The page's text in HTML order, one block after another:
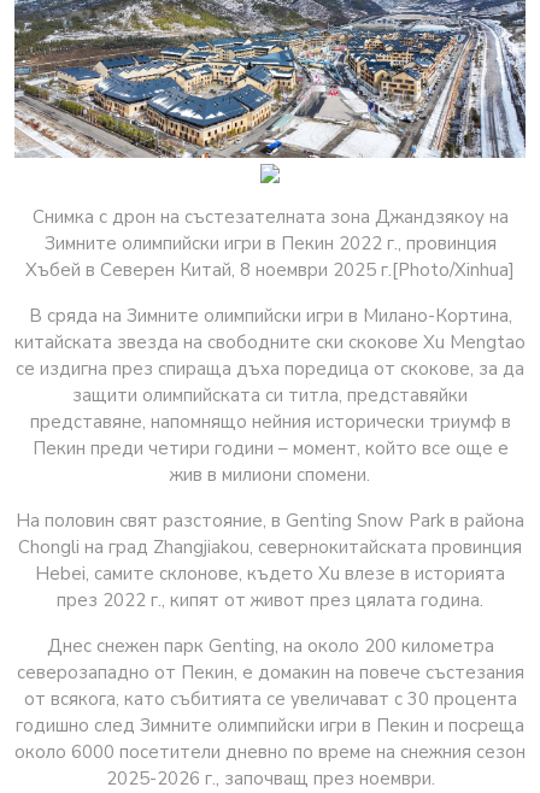
Снимка с дрон на състезателната зона Джандзякоу на
Зимните олимпийски игри в Пекин 2022 г., провинция
Хъбей в Северен Китай, 8 ноември 2025 г.[Photo/Xinhua]
В сряда на Зимните олимпийски игри в Милано-Кортина,
китайската звезда на свободните ски скокове Xu Mengtao
се издигна през спираща дъха поредица от скокове, за да
защити олимпийската си титла, представяйки
представяне, напомнящо нейния исторически триумф в
Пекин преди четири години – момент, който все още е
жив в милиони спомени.
На половин свят разстояние, в Genting Snow Park в района
Chongli на град Zhangjiakou, севернокитайската провинция
Hebei, самите склонове, където Xu влезе в историята
през 2022 г., кипят от живот през цялата година.
Днес снежен парк Genting, на около 200 километра
северозападно от Пекин, е домакин на повече състезания
от всякога, като събитията се увеличават с 30 процента
годишно след Зимните олимпийски игри в Пекин и посреща
около 6000 посетители дневно по време на снежния сезон
2025-2026 г., започващ през ноември.